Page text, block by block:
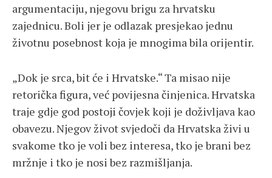
argumentaciju, njegovu brigu za hrvatsku
zajednicu. Boli jer je odlazak presjekao jednu
životnu posebnost koja je mnogima bila orijentir.
„Dok je srca, bit će i Hrvatske.“ Ta misao nije
retorička figura, već povijesna činjenica. Hrvatska
traje gdje god postoji čovjek koji je doživljava kao
obavezu. Njegov život svjedoči da Hrvatska živi u
svakome tko je voli bez interesa, tko je brani bez
mržnje i tko je nosi bez razmišljanja.